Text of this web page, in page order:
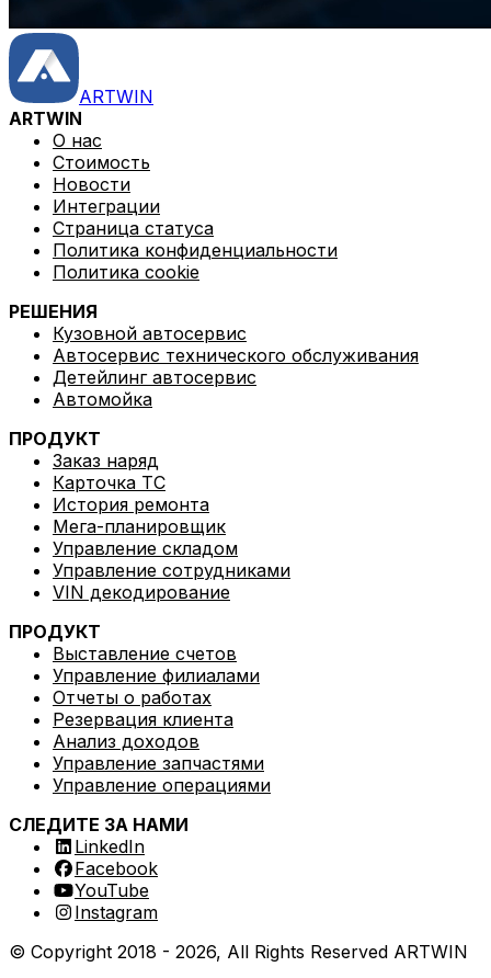
эффективности.
Интеграции
Audatex
RoboLabs
ASPA
LocTracker
Просмотреть все
Автомойка
Комплексная мойка автомобилей всех типов,
ARTWIN
ARTWIN
О нас
Стоимость
Новости
Интеграции
Страница статуса
Политика конфиденциальности
Политика cookie
РЕШЕНИЯ
Кузовной автосервис
Автосервис технического обслуживания
Детейлинг автосервис
Автомойка
ПРОДУКТ
Заказ наряд
Карточка ТС
История ремонта
Мега-планировщик
Управление складом
Управление сотрудниками
VIN декодирование
ПРОДУКТ
Выставление счетов
Управление филиалами
Отчеты о работах
Резервация клиента
Анализ доходов
Управление запчастями
Управление операциями
СЛЕДИТЕ ЗА НАМИ
LinkedIn
Facebook
YouTube
Instagram
© Copyright 2018 - 2026, All Rights Reserved ARTWIN